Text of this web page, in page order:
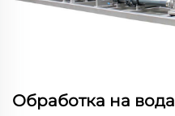
Обработка на вода